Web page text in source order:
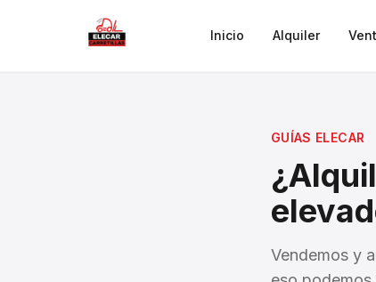
Inicio Alquiler
GUÍAS ELECAR
Vendemos y